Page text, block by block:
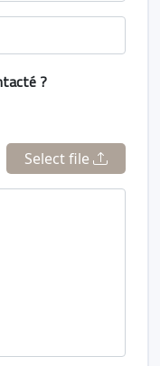
?
Select file